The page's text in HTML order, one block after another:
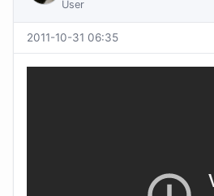
User
2011-10-31 06:35